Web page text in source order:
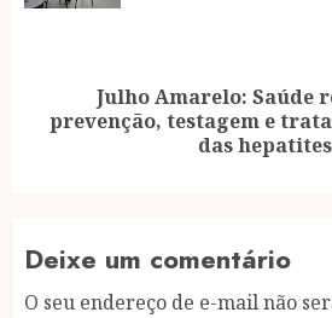
Next
Julho Amarelo: Saúde
prevenção, testagem e
das
Deixe um comentário
O seu endereço de e-mail não